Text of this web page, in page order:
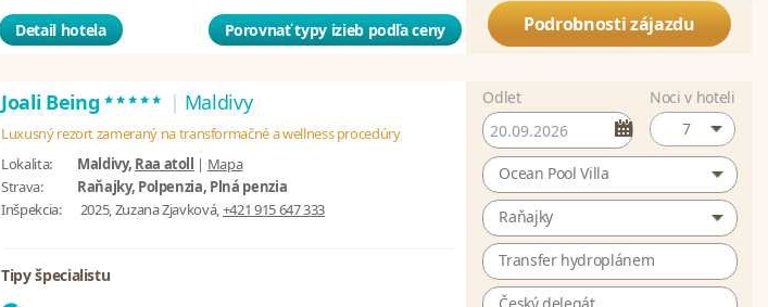
Detail hotela Porovnať typy izieb podľa ceny Podrobnosti zájazdu
Joali Being ***** | Maldivy
Luxusný rezort zameraný na transformačné a wellness procedúry
Lokalita:
Maldivy, Raa atoll | Mapa
Strava:
Raňajky, Polpenzia, Plná penzia
Inšpekcia:
2025, Zuzana Zjavková,+421 915 647 333
Tipy špecialistu
Odlet
Noci v hoteli
7
Ocean Pool Villa
Raňajky
Transfer hydroplánem